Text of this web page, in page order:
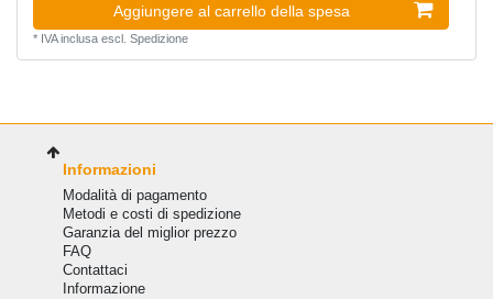
Aggiungere al carrello della spesa
* IVA inclusaescl. Spedizione
Informazioni
Modalità di pagamento
Metodi e costi di spedizione
Garanzia del miglior prezzo
FAQ
Сontattaci
Informazione